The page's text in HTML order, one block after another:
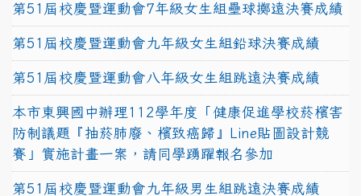
第51屆校慶暨運動會7年級女生組壘球擲遠決賽成績
第51屆校慶暨運動會九年級女生組鉛球決賽成績
第51屆校慶暨運動會八年級女生組跳遠決賽成績
本市東興國中辦理112學年度「健康促進學校菸檳害
防制議題『抽菸肺廢、檳致癌歸』Line貼圖設計競
賽」實施計畫一案，請同學踴躍報名參加
第51屆校慶暨運動會九年級男生組跳遠決賽成績